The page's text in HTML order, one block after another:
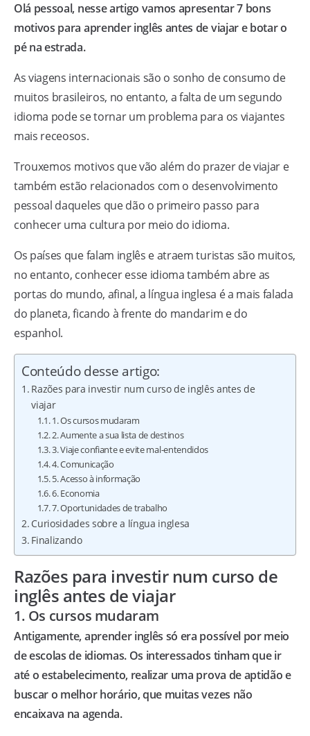
Olá pessoal, nesse artigo vamos apresentar 7 bons
motivos para aprender inglês antes de viajar e botar o
pé na estrada.
As viagens internacionais são o sonho de consumo de
muitos brasileiros, no entanto, a falta de um segundo
idioma pode se tornar um problema para os viajantes
mais receosos.
Trouxemos motivos que vão além do prazer de viajar e
também estão relacionados com o desenvolvimento
pessoal daqueles que dão o primeiro passo para
conhecer uma cultura por meio do idioma.
Os países que falam inglês e atraem turistas são muitos,
no entanto, conhecer esse idioma também abre as
portas do mundo, afinal, a língua inglesa é a mais falada
do planeta, ficando à frente do mandarim e do
espanhol.
Conteúdo desse artigo:
Razões para investir num curso de inglês antes de
viajar
1. Os cursos mudaram
2. Aumente a sua lista de destinos
3. Viaje confiante e evite mal-entendidos
4. Comunicação
5. Acesso à informação
6. Economia
7. Oportunidades de trabalho
Curiosidades sobre a língua inglesa
Finalizando
Razões para investir num curso de
inglês antes de viajar
1. Os cursos mudaram
Antigamente, aprender inglês só era possível por meio
de escolas de idiomas. Os interessados tinham que ir
até o estabelecimento, realizar uma prova de aptidão e
buscar o melhor horário, que muitas vezes não
encaixava na agenda.